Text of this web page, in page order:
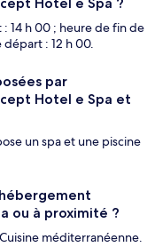
14 h 00 ; heure de fin de
: 12 h 00.
par
Hotel e Spa et
un spa et une piscine
ou à proximité ?
méditerranéenne.